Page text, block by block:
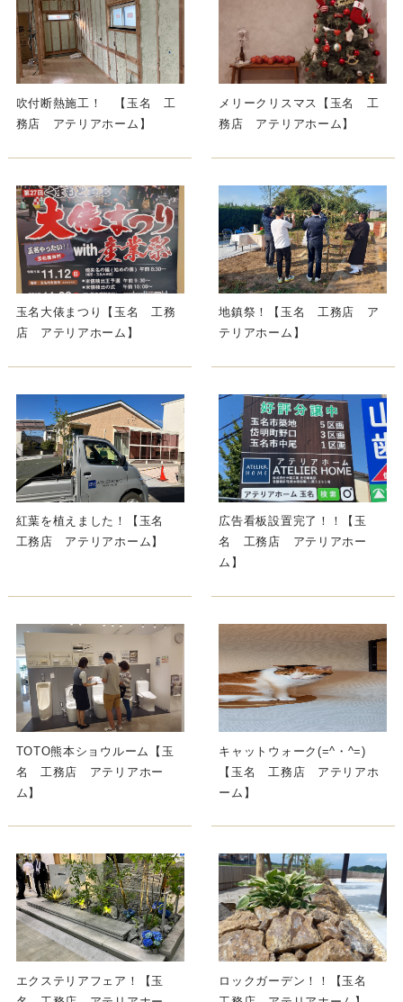
吹付断熱施工！ 【玉名 工
務店 アテリアホーム】
メリークリスマス【玉名 工
務店 アテリアホーム】
玉名大俵まつり【玉名 工務
店 アテリアホーム】
地鎮祭！【玉名 工務店 ア
テリアホーム】
紅葉を植えました！【玉名
工務店 アテリアホーム】
広告看板設置完了！！【玉
名 工務店 アテリアホー
ム】
TOTO熊本ショウルーム【玉
名 工務店 アテリアホー
ム】
キャットウォーク(=^・^=)
【玉名 工務店 アテリアホ
ーム】
エクステリアフェア！【玉
ロックガーデン！！【玉名